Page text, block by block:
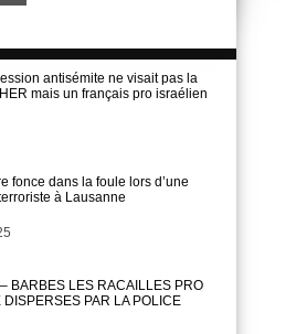
antisémite ne visait pas la
mais un français pro israélien
fonce dans la foule lors d’une
à Lausanne
BARBES LES RACAILLES PRO
DISPERSES PAR LA POLICE